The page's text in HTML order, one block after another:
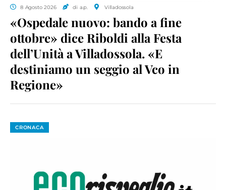
8 Agosto 2026 di a.p. Villadossola
«Ospedale nuovo: bando a fine
ottobre» dice Riboldi alla Festa
dell’Unità a Villadossola. «E
destiniamo un seggio al Vco in
Regione»
CRONACA